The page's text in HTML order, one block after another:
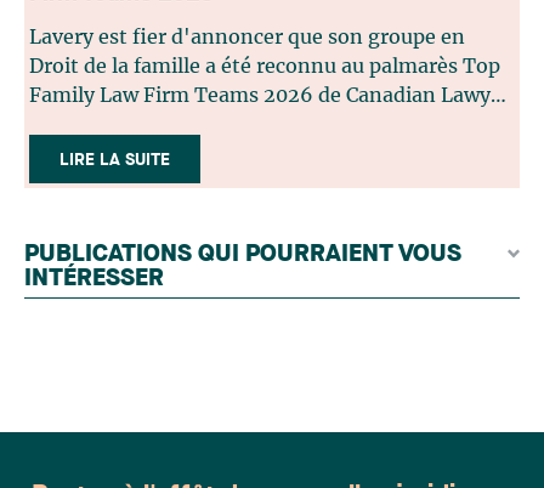
Lavery est fier d'annoncer que son groupe en
Droit de la famille a été reconnu au palmarès Top
Family Law Firm Teams 2026 de Canadian Lawyer.
sélection rigoureux, fondé sur des nominations
issues du lectorat, d'associations juridiques et de
par un jury indépendant composé de praticiens
chevronnés en droit de la famille provenant de
l'ensemble du Canada. Cette distinction
LIRE LA SUITE
PUBLICATIONS QUI POURRAIENT VOUS
INTÉRESSER